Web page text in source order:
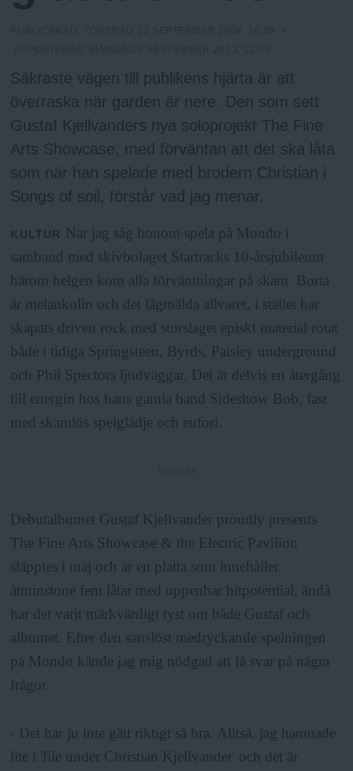
h
o
l
m
s
F
r
i
a
n
Säkraste vägen till publikens hjärta är att
överraska när garden är nere. Den som sett
Gustaf Kjellvanders nya soloprojekt The Fine
Arts Showcase, med förväntan att det ska låta
som när han spelade med brodern Christian i
Songs of soil, förstår vad jag menar.
KULTUR
När jag såg honom spela på Mondo i
samband med skivbolaget Startracks 10-årsjubileum
härom helgen kom alla förväntningar på skam. Borta
är melankolin och det lågmälda allvaret, i stället har
skapats driven rock med storslaget episkt material rotat
både i tidiga Springsteen, Byrds, Paisley underground
och Phil Spectors ljudväggar. Det är delvis en återgång
till energin hos hans gamla band Sideshow Bob, fast
med skamlös spelglädje och eufori.
Debutalbumet Gustaf Kjellvander proudly presents
The Fine Arts Showcase & the Electric Pavilion
släpptes i maj och är en platta som innehåller
åtminstone fem låtar med uppenbar hitpotential, ändå
har det varit märkvärdigt tyst om både Gustaf och
albumet. Efter den sanslöst medryckande spelningen
på Mondo kände jag mig nödgad att få svar på några
frågor.
- Det har ju inte gått riktigt så bra. Alltså, jag hamnade
lite i 'file under Christian Kjellvander' och det är